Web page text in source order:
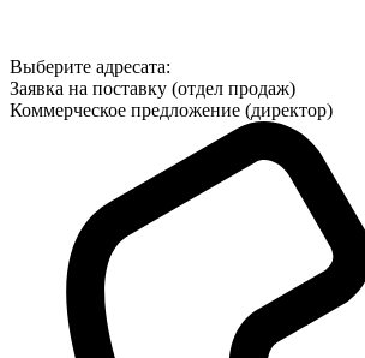
Выберите адресата:
Заявка на поставку (отдел продаж)
Коммерческое предложение (директор)